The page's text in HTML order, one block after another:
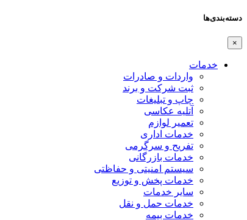
دسته‌بندی‌ها
×
خدمات
واردات و صادرات
ثبت شرکت و برند
چاپ و تبلیغات
آتلیه عکاسی
تعمیر لوازم
خدمات اداری
تفریح و سرگرمی
خدمات بازرگانی
سیستم امنیتی و حفاظتی
خدمات پخش و توزیع
سایر خدمات
خدمات حمل و نقل
خدمات بیمه